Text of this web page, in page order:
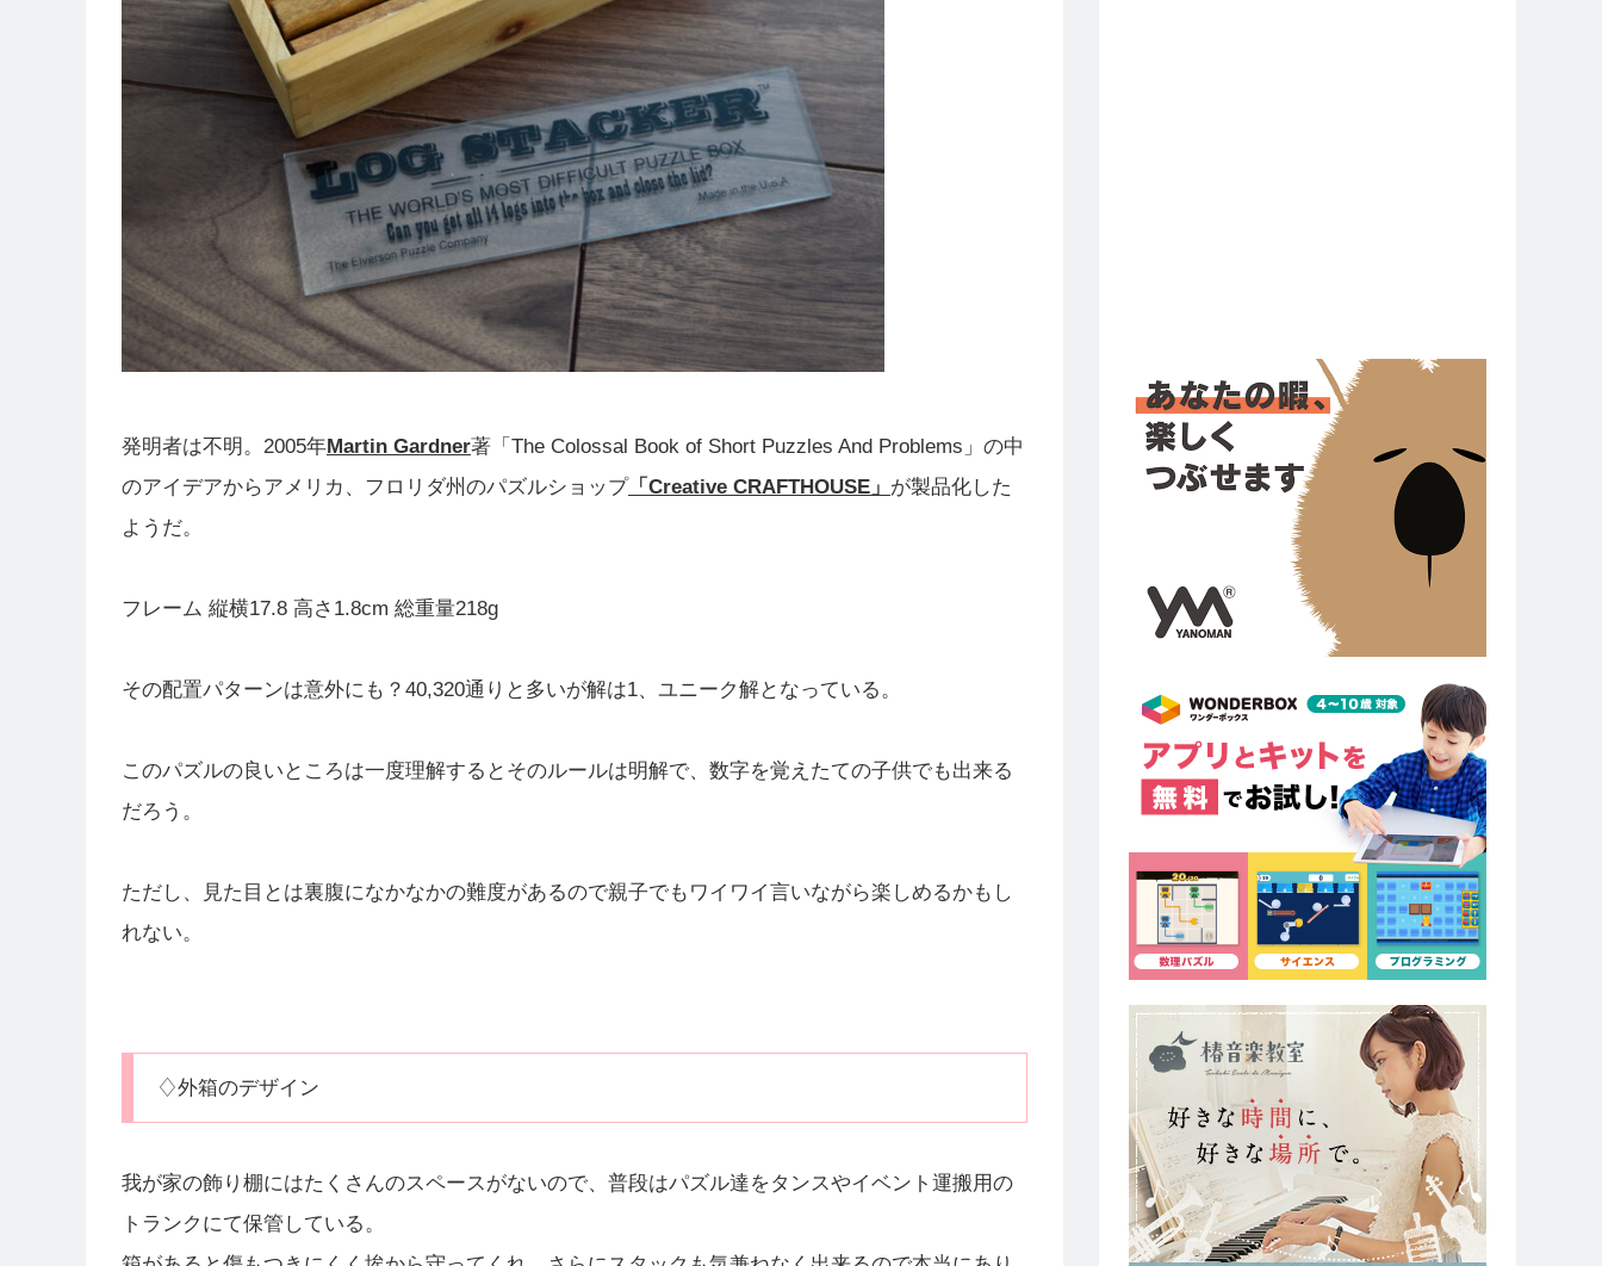
発明者は不明。2005年Martin Gardner著「The Colossal Book of Short Puzzles And Problems」の中
のアイデアからアメリカ、フロリダ州のパズルショップ「 Creative CRAFTHOUSE 」 が製品化した
ようだ。
フレーム 縦横17.8 高さ1.8cm 総重量218g
その配置パターンは意外にも？40,320通りと多いが解は1、ユニーク解となっている。
このパズルの良いところは一度理解するとそのルールは明解で、数字を覚えたての子供でも出来る
だろう。
ただし、見た目とは裏腹になかなかの難度があるので親子でもワイワイ言いながら楽しめるかもし
れない。
♢外箱のデザイン
我が家の飾り棚にはたくさんのスペースがないので、普段はパズル達をタンスやイベント運搬用の
トランクにて保管している。